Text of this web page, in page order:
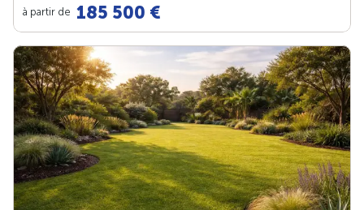
à partir de 185 500 €